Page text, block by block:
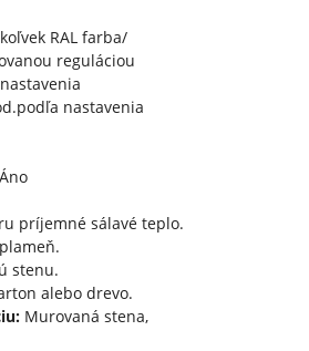
RAL farba/
reguláciou
nastavenia
Áno
príjemné sálavé teplo.
stenu.
alebo drevo.
Murovaná stena,